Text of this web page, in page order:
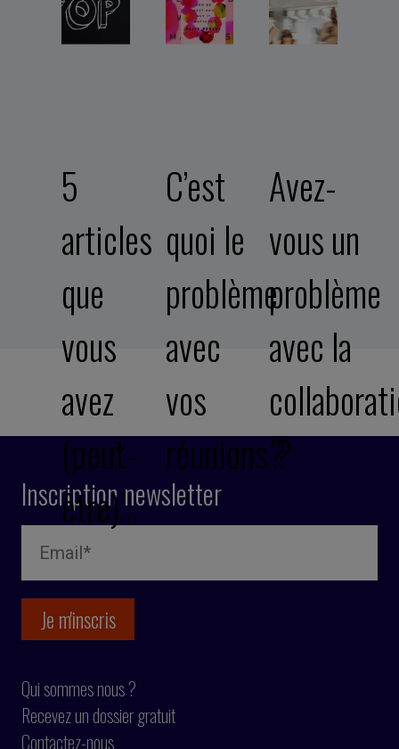
5
articles
que
vous
avez
(peut-
être)…
C’est
quoi le
problème
avec
vos
réunions ?
Avez-
vous un
problème
avec la
?
Inscription newsletter
Qui sommes nous ?
Recevez un dossier gratuit
Contactez-nous